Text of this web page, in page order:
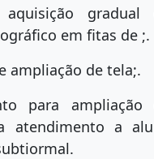
gradual
em fitas de ;.
ampliação de tela;.
para ampliação
atendimento a